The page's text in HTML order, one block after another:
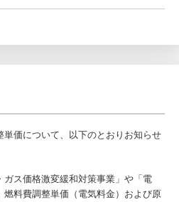
単価について、以下のとおりお知らせ
ス価格激変緩和対策事業」や「電
料費調整単価（電気料金）および原